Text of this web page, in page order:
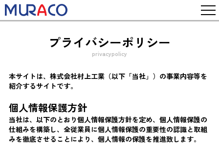
プライバシーポリシー
privacypolicy
本サイトは、株式会社村上工業（以下「当社」）の事業内容等を
紹介するサイトです。
個人情報保護方針
当社は、以下のとおり個人情報保護方針を定め、個人情報保護の
仕組みを構築し、全従業員に個人情報保護の重要性の認識と取組
みを徹底させることにより、個人情報の保護を推進致します。